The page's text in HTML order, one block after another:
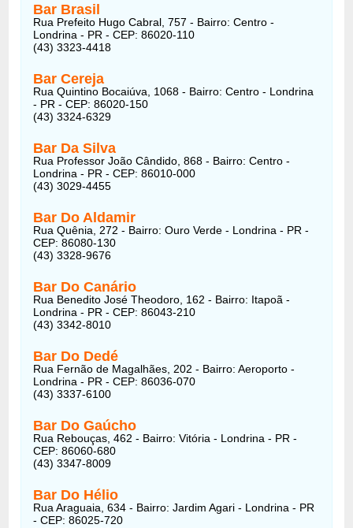
Bar Brasil
Rua Prefeito Hugo Cabral, 757 - Bairro: Centro -
Londrina - PR - CEP: 86020-110
(43) 3323-4418
Bar Cereja
Rua Quintino Bocaiúva, 1068 - Bairro: Centro - Londrina
- PR - CEP: 86020-150
(43) 3324-6329
Bar Da Silva
Rua Professor João Cândido, 868 - Bairro: Centro -
Londrina - PR - CEP: 86010-000
(43) 3029-4455
Bar Do Aldamir
Rua Quênia, 272 - Bairro: Ouro Verde - Londrina - PR -
CEP: 86080-130
(43) 3328-9676
Bar Do Canário
Rua Benedito José Theodoro, 162 - Bairro: Itapoã -
Londrina - PR - CEP: 86043-210
(43) 3342-8010
Bar Do Dedé
Rua Fernão de Magalhães, 202 - Bairro: Aeroporto -
Londrina - PR - CEP: 86036-070
(43) 3337-6100
Bar Do Gaúcho
Rua Rebouças, 462 - Bairro: Vitória - Londrina - PR -
CEP: 86060-680
(43) 3347-8009
Bar Do Hélio
Rua Araguaia, 634 - Bairro: Jardim Agari - Londrina - PR
- CEP: 86025-720